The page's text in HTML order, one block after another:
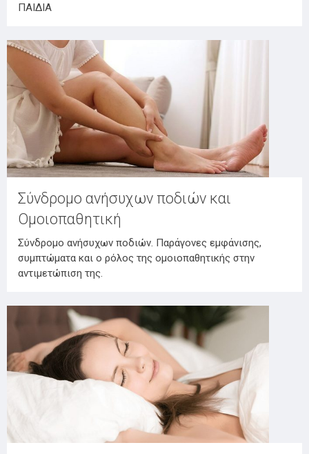
ΠΑΙΔΙΑ
Σύνδρομο ανήσυχων ποδιών και
Ομοιοπαθητική
Σύνδρομο ανήσυχων ποδιών. Παράγονες εμφάνισης,
συμπτώματα και ο ρόλος της ομοιοπαθητικής στην
αντιμετώπιση της.